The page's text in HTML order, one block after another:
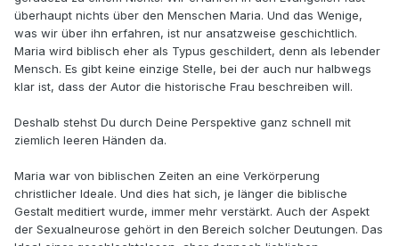
überhaupt nichts über den Menschen Maria. Und das Wenige,
was wir über ihn erfahren, ist nur ansatzweise geschichtlich.
Maria wird biblisch eher als Typus geschildert, denn als lebender
Mensch. Es gibt keine einzige Stelle, bei der auch nur halbwegs
klar ist, dass der Autor die historische Frau beschreiben will.
Deshalb stehst Du durch Deine Perspektive ganz schnell mit
ziemlich leeren Händen da.
Maria war von biblischen Zeiten an eine Verkörperung
christlicher Ideale. Und dies hat sich, je länger die biblische
Gestalt meditiert wurde, immer mehr verstärkt. Auch der Aspekt
der Sexualneurose gehört in den Bereich solcher Deutungen. Das